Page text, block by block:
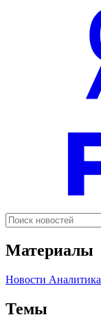
Материалы
Новости Аналитика
Темы